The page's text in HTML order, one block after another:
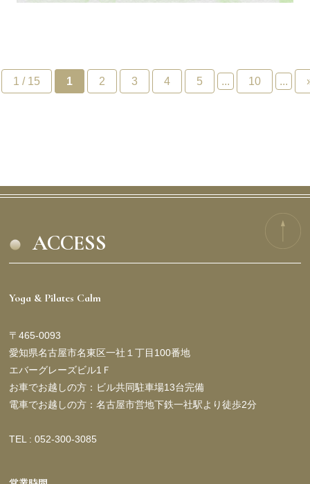
1 / 15 1 2 3 4 5 ... 10 ...
ACCESS
Yoga & Pilates Calm
〒465-0093
愛知県名古屋市名東区一社１丁目100番地
エバーグレーズビル1Ｆ
お車でお越しの方：ビル共同駐車場13台完備
電車でお越しの方：名古屋市営地下鉄一社駅より徒歩2分
TEL : 052-300-3085